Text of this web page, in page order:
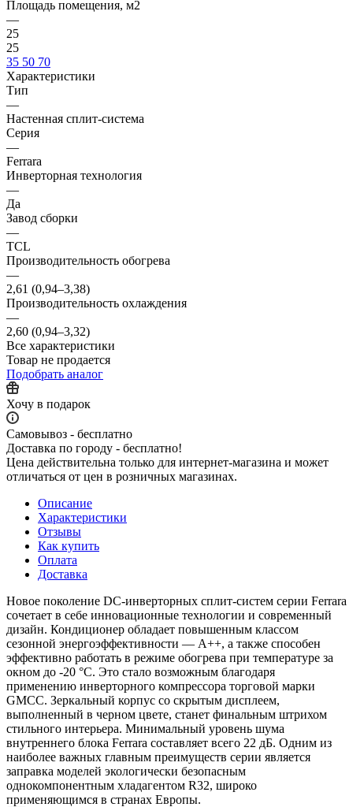
Площадь помещения, м2
—
25
25
35 50 70
Характеристики
Тип
—
Настенная сплит-система
Серия
—
Ferrara
Инверторная технология
—
Да
Завод сборки
—
TCL
Производительность обогрева
—
2,61 (0,94–3,38)
Производительность охлаждения
—
2,60 (0,94–3,32)
Все характеристики
Товар не продается
Подобрать аналог
Хочу в подарок
Самовывоз - бесплатно
Доставка по городу - бесплатно!
Цена действительна только для интернет-магазина и может
отличаться от цен в розничных магазинах.
Описание
Характеристики
Отзывы
Как купить
Оплата
Доставка
Новое поколение DC-инверторных сплит-систем серии Ferrara
сочетает в себе инновационные технологии и современный
дизайн. Кондиционер обладает повышенным классом
сезонной энергоэффективности — А++, а также способен
эффективно работать в режиме обогрева при температуре за
окном до -20 °C. Это стало возможным благодаря
применению инверторного компрессора торговой марки
GMCC. Зеркальный корпус со скрытым дисплеем,
выполненный в черном цвете, станет финальным штрихом
стильного интерьера. Минимальный уровень шума
внутреннего блока Ferrara составляет всего 22 дБ. Одним из
наиболее важных главным преимуществ серии является
заправка моделей экологически безопасным
однокомпонентным хладагентом R32, широко
применяющимся в странах Европы.